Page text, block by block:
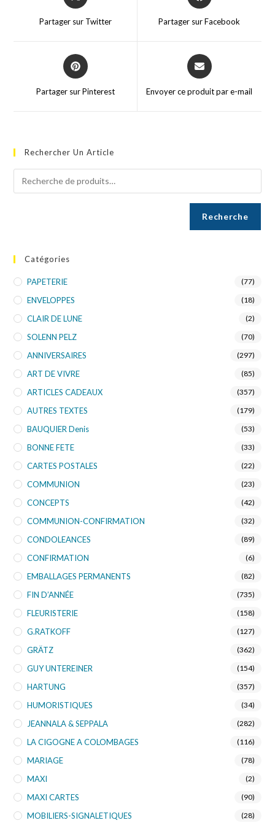
Partager sur Twitter Partager sur Facebook
Partager sur Pinterest Envoyer ce produit par e-mail
Rechercher Un Article
Recherche
Catégories
PAPETERIE (77)
ENVELOPPES (18)
CLAIR DE LUNE (2)
SOLENN PELZ (70)
ANNIVERSAIRES (297)
ART DE VIVRE (85)
ARTICLES CADEAUX (357)
AUTRES TEXTES (179)
BAUQUIER Denis (53)
BONNE FETE (33)
CARTES POSTALES (22)
COMMUNION (23)
CONCEPTS (42)
COMMUNION-CONFIRMATION (32)
CONDOLEANCES (89)
CONFIRMATION (6)
EMBALLAGES PERMANENTS (82)
FIN D’ANNÉE (735)
FLEURISTERIE (158)
G.RATKOFF (127)
GRÄTZ (362)
GUY UNTEREINER (154)
HARTUNG (357)
HUMORISTIQUES (34)
JEANNALA & SEPPALA (282)
LA CIGOGNE A COLOMBAGES (116)
MARIAGE (78)
MAXI (2)
MAXI CARTES (90)
MOBILIERS-SIGNALETIQUES (28)